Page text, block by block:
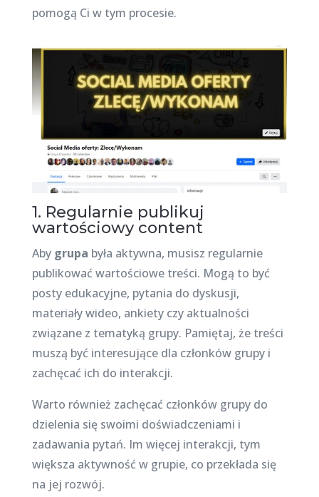
pomogą Ci w tym procesie.
1. Regularnie publikuj
wartościowy content
Aby grupa była aktywna, musisz regularnie
publikować wartościowe treści. Mogą to być
posty edukacyjne, pytania do dyskusji,
materiały wideo, ankiety czy aktualności
związane z tematyką grupy. Pamiętaj, że treści
muszą być interesujące dla członków grupy i
zachęcać ich do interakcji.
Warto również zachęcać członków grupy do
dzielenia się swoimi doświadczeniami i
zadawania pytań. Im więcej interakcji, tym
większa aktywność w grupie, co przekłada się
na jej rozwój.